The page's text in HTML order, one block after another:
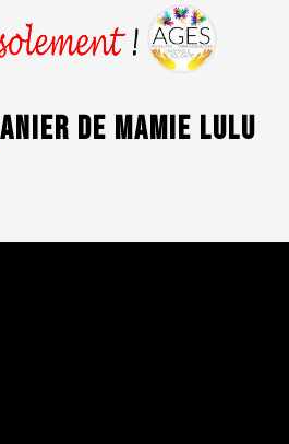
de Mamie Lulu